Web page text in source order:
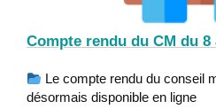
Compte rendu du CM du 8
Le compte rendu du conseil
désormais disponible en ligne